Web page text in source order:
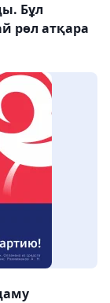
Бұл
рөл атқара